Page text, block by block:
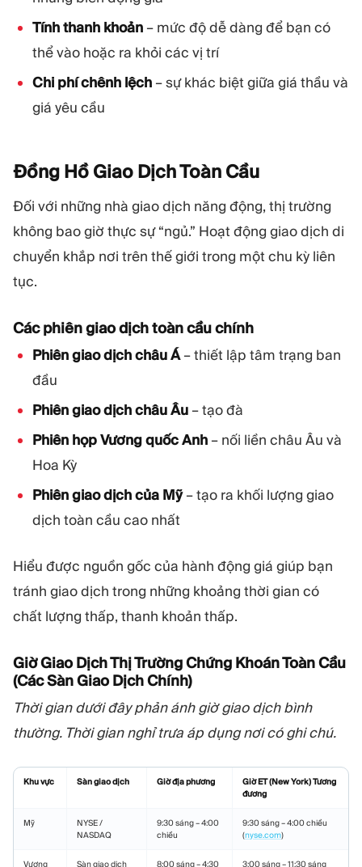
Tính thanh khoản – mức độ dễ dàng để bạn có
thể vào hoặc ra khỏi các vị trí
Chi phí chênh lệch – sự khác biệt giữa giá thầu và
giá yêu cầu
Đồng Hồ Giao Dịch Toàn Cầu
Đối với những nhà giao dịch năng động, thị trường
không bao giờ thực sự “ngủ.” Hoạt động giao dịch di
chuyển khắp nơi trên thế giới trong một chu kỳ liên
tục.
Các phiên giao dịch toàn cầu chính
Phiên giao dịch châu Á– thiết lập tâm trạng ban
đầu
Phiên giao dịch châu Âu – tạo đà
Phiên họp Vương quốc Anh – nối liền châu Âu và
Hoa Kỳ
Phiên giao dịch của Mỹ– tạo ra khối lượng giao
dịch toàn cầu cao nhất
Hiểu được nguồn gốc của hành động giá giúp bạn
tránh giao dịch trong những khoảng thời gian có
chất lượng thấp, thanh khoản thấp.
Giờ Giao Dịch Thị Trường Chứng Khoán Toàn Cầu
(Các Sàn Giao Dịch Chính)
Thời gian dưới đây phản ánh giờ giao dịch bình
thường. Thời gian nghỉ trưa áp dụng nơi có ghi chú.
Khu vực Sàn giao dịch Giờ địa phương
Giờ ET (New York) Tương
đương
Mỹ
NYSE /
NASDAQ
9:30 sáng – 4:00
chiều
9:30 sáng – 4:00 chiều
(nyse.com)
Vương Sàn giao dịch 8:00 sáng – 4:30 3:00 sáng – 11:30 sáng